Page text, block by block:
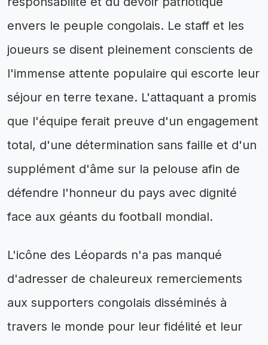
envers le peuple congolais. Le staff et les
joueurs se disent pleinement conscients de
l'immense attente populaire qui escorte leur
séjour en terre texane. L'attaquant a promis
que l'équipe ferait preuve d'un engagement
total, d'une détermination sans faille et d'un
supplément d'âme sur la pelouse afin de
défendre l'honneur du pays avec dignité
face aux géants du football mondial.
L'icône des Léopards n'a pas manqué
d'adresser de chaleureux remerciements
aux supporters congolais disséminés à
travers le monde pour leur fidélité et leur